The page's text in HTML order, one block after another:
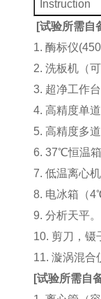
Instruction
[试验所需自
1. 酶标仪
2. 洗板机（
3. 超净工作
4. 高精度单
5. 高精度多
6. 37℃恒温
7. 低温离心
8. 电冰箱（
9. 分析天平。
10. 剪刀，镊
11. 漩涡混
[试验所需自